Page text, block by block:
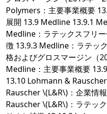
Polymers：主要事業概要
展開 13.9 Medline 13.9.1
Medline：ラテックスフリ
徴 13.9.3 Medline：ラテッ
格およびグロスマージン（
Medline：主要事業概要
13.10 Lohmann &
Rauscher \(L&R\)：企業情
Rauscher \(L&R\)：ラテッ